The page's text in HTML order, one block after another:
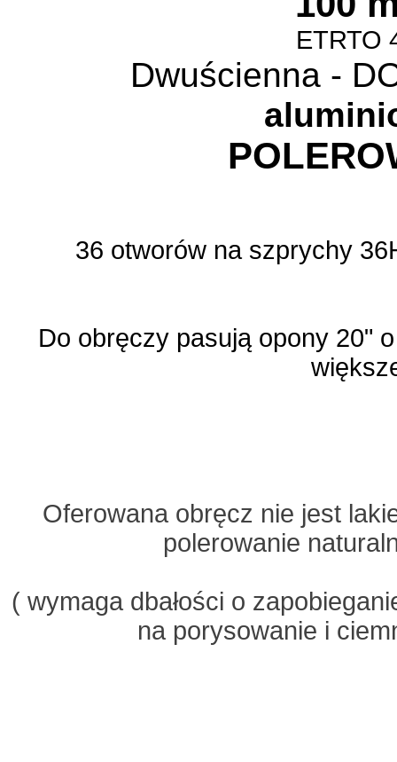
ETRTO
Dwuścienna -
36 otworów na szprychy
Do obręczy pasują opony 20"
Oferowana obręcz nie jest
polerowanie
( wymaga dbałości o
na porysowanie i